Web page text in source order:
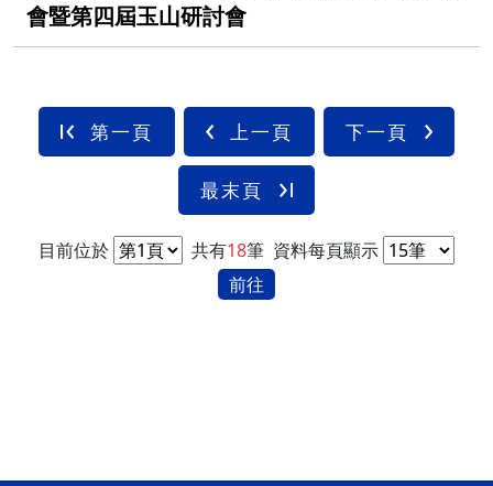
會暨第四屆玉山研討會
第一頁 上一頁 下一頁
最末頁
目前位於 共有18筆 資料每頁顯示
前往